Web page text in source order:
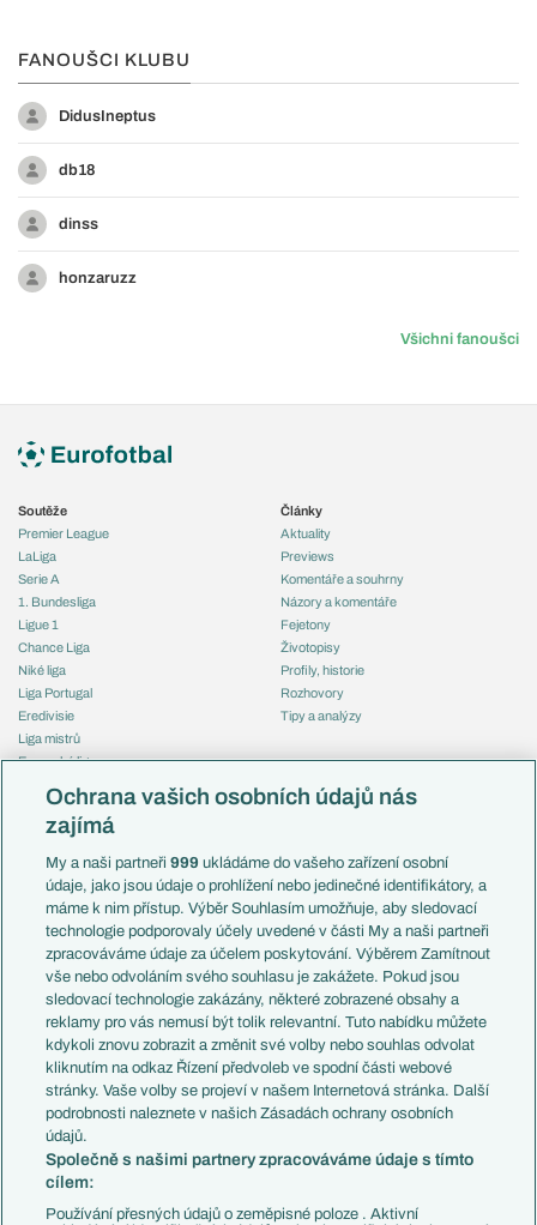
FANOUŠCI KLUBU
DidusIneptus
db18
dinss
honzaruzz
Všichni fanoušci
Soutěže
Premier League
LaLiga
Serie A
1. Bundesliga
Ligue 1
Chance Liga
Niké liga
Liga Portugal
Eredivisie
Liga mistrů
Evropská liga
Mistrovství světa
Liga národů
Témata
Představení týmů MS
EuroSkauting
PL v kostce
Evropské koeficienty
Přestupy
Přestupové spekulace
Zranění
Kluby
Arsenal FC
Chelsea FC
Manchester United
AC Milán
Juventus FC
Články
Aktuality
Previews
Komentáře a souhrny
Názory a komentáře
Fejetony
Životopisy
Profily, historie
Rozhovory
Tipy a analýzy
Česko
Francie
Itálie
Německo
Španělsko
Argentina
Brazílie
Přestupy
Zápasy
Livescore
Tipovací soutěž
Ochrana vašich osobních údajů nás
zajímá
My a naši partneři999 ukládáme do vašeho zařízení osobní
údaje, jako jsou údaje o prohlížení nebo jedinečné identifikátory, a
máme k nim přístup. Výběr Souhlasím umožňuje, aby sledovací
technologie podporovaly účely uvedené v části My a naši partneři
zpracováváme údaje za účelem poskytování. Výběrem Zamítnout
vše nebo odvoláním svého souhlasu je zakážete. Pokud jsou
sledovací technologie zakázány, některé zobrazené obsahy a
reklamy pro vás nemusí být tolik relevantní. Tuto nabídku můžete
kdykoli znovu zobrazit a změnit své volby nebo souhlas odvolat
kliknutím na odkaz Řízení předvoleb ve spodní části webové
stránky. Vaše volby se projeví v našem Internetová stránka. Další
podrobnosti naleznete v našich Zásadách ochrany osobních
údajů.
Společně s našimi partnery zpracováváme údaje s tímto
cílem:
Používání přesných údajů o zeměpisné poloze . Aktivní